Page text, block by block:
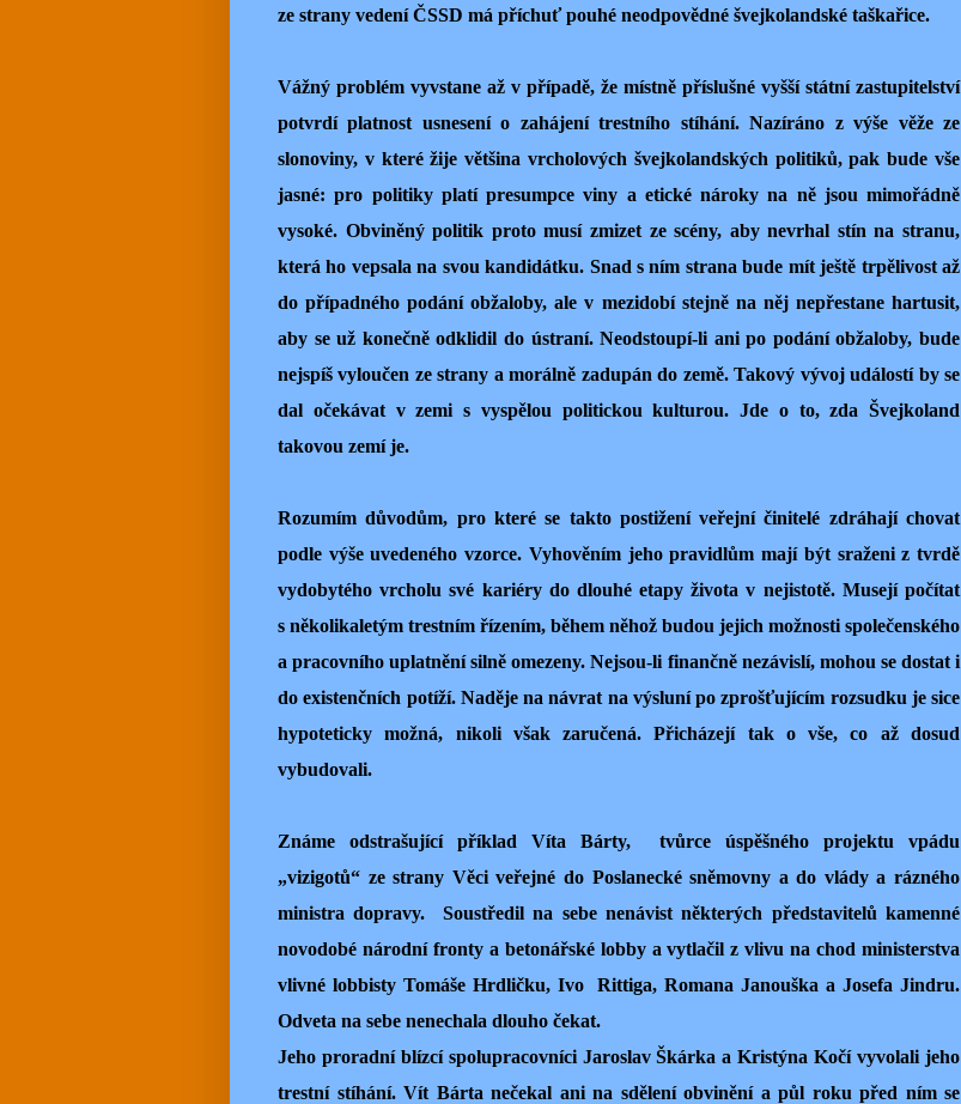
ze strany vedení ČSSD má příchuť pouhé neodpovědné švejkolandské taškařice.
Vážný problém vyvstane až v případě, že místně příslušné vyšší státní zastupitelství
potvrdí platnost usnesení o zahájení trestního stíhání. Nazíráno z výše věže ze
slonoviny, v které žije většina vrcholových švejkolandských politiků, pak bude vše
jasné: pro politiky platí presumpce viny a etické nároky na ně jsou mimořádně
vysoké. Obviněný politik proto musí zmizet ze scény, aby nevrhal stín na stranu,
která ho vepsala na svou kandidátku. Snad s ním strana bude mít ještě trpělivost až
do případného podání obžaloby, ale v mezidobí stejně na něj nepřestane hartusit,
aby se už konečně odklidil do ústraní. Neodstoupí-li ani po podání obžaloby, bude
nejspíš vyloučen ze strany a morálně zadupán do země. Takový vývoj událostí by se
dal očekávat v zemi s vyspělou politickou kulturou. Jde o to, zda Švejkoland
takovou zemí je.
Rozumím důvodům, pro které se takto postižení veřejní činitelé zdráhají chovat
podle výše uvedeného vzorce. Vyhověním jeho pravidlům mají být sraženi z tvrdě
vydobytého vrcholu své kariéry do dlouhé etapy života v nejistotě. Musejí počítat
s několikaletým trestním řízením, během něhož budou jejich možnosti společenského
a pracovního uplatnění silně omezeny. Nejsou-li finančně nezávislí, mohou se dostat i
do existenčních potíží. Naděje na návrat na výsluní po zprošťujícím rozsudku je sice
hypoteticky možná, nikoli však zaručená. Přicházejí tak o vše, co až dosud
vybudovali.
Známe odstrašující příklad Víta Bárty, tvůrce úspěšného projektu vpádu
„vizigotů“ ze strany Věci veřejné do Poslanecké sněmovny a do vlády a rázného
ministra dopravy. Soustředil na sebe nenávist některých představitelů kamenné
novodobé národní fronty a betonářské lobby a vytlačil z vlivu na chod ministerstva
vlivné lobbisty Tomáše Hrdličku, Ivo Rittiga, Romana Janouška a Josefa Jindru.
Odveta na sebe nenechala dlouho čekat.
Jeho proradní blízcí spolupracovníci Jaroslav Škárka a Kristýna Kočí vyvolali jeho
trestní stíhání. Vít Bárta nečekal ani na sdělení obvinění a půl roku před ním se